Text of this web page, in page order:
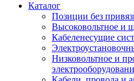
Каталог
Позиции без
Высоковольтное и
Кабеленесущие
Низковольтное и